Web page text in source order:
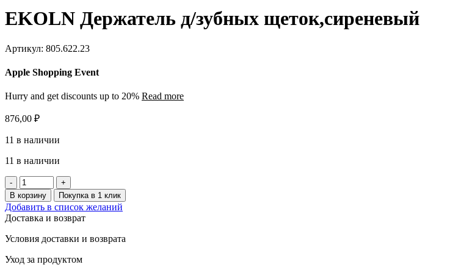
EKOLN Держатель д/зубных щеток,сиреневый
Артикул: 805.622.23
Apple Shopping Event
Hurry and get discounts up to 20% Read more
876,00 ₽
11 в наличии
11 в наличии
Количество
товара
EKOLN
Держатель
д/
зубных
щеток,сиреневый
В корзину Покупка в 1 клик
Добавить в список желаний
Доставка и возврат
Условия доставки и возврата
Уход за продуктом